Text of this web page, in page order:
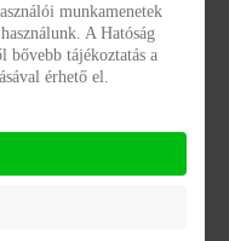
Társadalomért
pályázatot
onnan
munkamenetek
A Hatóság
tájékoztatás a
érhető el.